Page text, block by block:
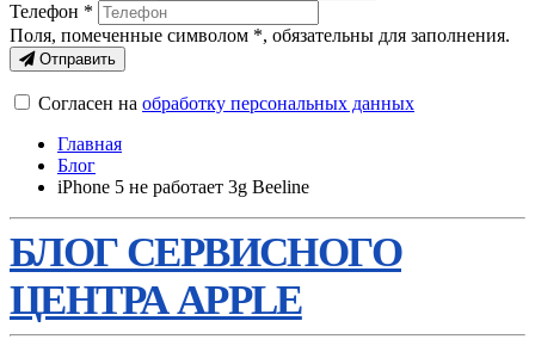
Телефон *
Поля, помеченные символом *, обязательны для заполнения.
Отправить
Согласен на обработку персональных данных
Главная
Блог
iPhone 5 не работает 3g Beeline
БЛОГ СЕРВИСНОГО
ЦЕНТРА APPLE